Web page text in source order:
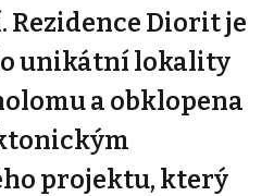
Rezidence Diorit je
unikátní lokality
a obklopena
projektu, který